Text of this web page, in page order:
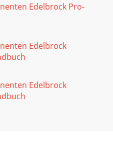
PART NO.4 Switch
Light Up When On
Circu
PART
4455)$ $ %%)$
fa
Edelbrock Pro-
Edelbrock
Edelbrock